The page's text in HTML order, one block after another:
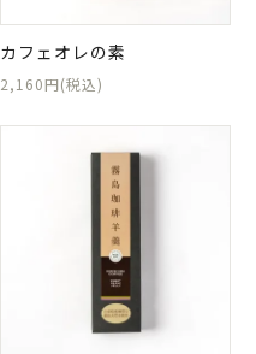
カフェオレの素
2,160円(税込)